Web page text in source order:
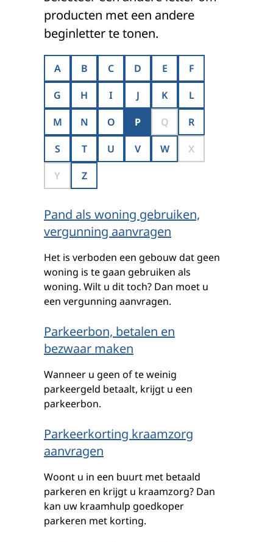
producten met een andere
beginletter te tonen.
A B C D E
F
G
H I J K
L
M
N O P Q
R
S
T U V W
X
Y
Z
Pand als woning gebruiken,
vergunning aanvragen
Het is verboden een gebouw dat geen
woning is te gaan gebruiken als
woning. Wilt u dit toch? Dan moet u
een vergunning aanvragen.
Parkeerbon, betalen en
bezwaar maken
Wanneer u geen of te weinig
parkeergeld betaalt, krijgt u een
parkeerbon.
Parkeerkorting kraamzorg
aanvragen
Woont u in een buurt met betaald
parkeren en krijgt u kraamzorg? Dan
kan uw kraamhulp goedkoper
parkeren met korting.